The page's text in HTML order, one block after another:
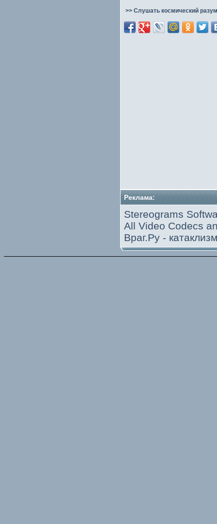
>> Слушать космический
Реклама:
Stereograms
All Video Codecs
Враг.Ру -